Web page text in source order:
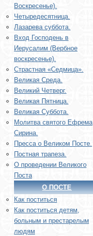
Воскресенье).
Четыредесятница.
Лазарева суббота.
Вход Господень в
Иерусалим (Вербное
воскресенье).
Страстная «Седмица».
Великая Среда.
Великий Четверг.
Великая Пятница.
Великая Суббота.
Молитва святого Ефрема
Сирина.
Пресса о Великом Посте.
Постная трапеза.
О проведении Великого
Поста
О ПОСТЕ
Как поститься
Как поститься детям,
больным и престарелым
людям